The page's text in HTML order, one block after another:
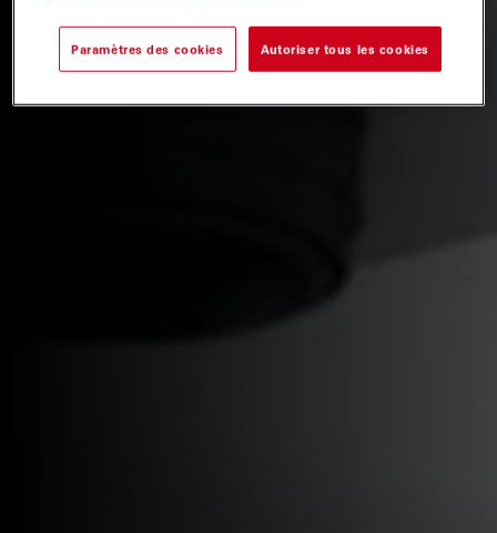
Paramètres des cookies Autoriser tous les cookies